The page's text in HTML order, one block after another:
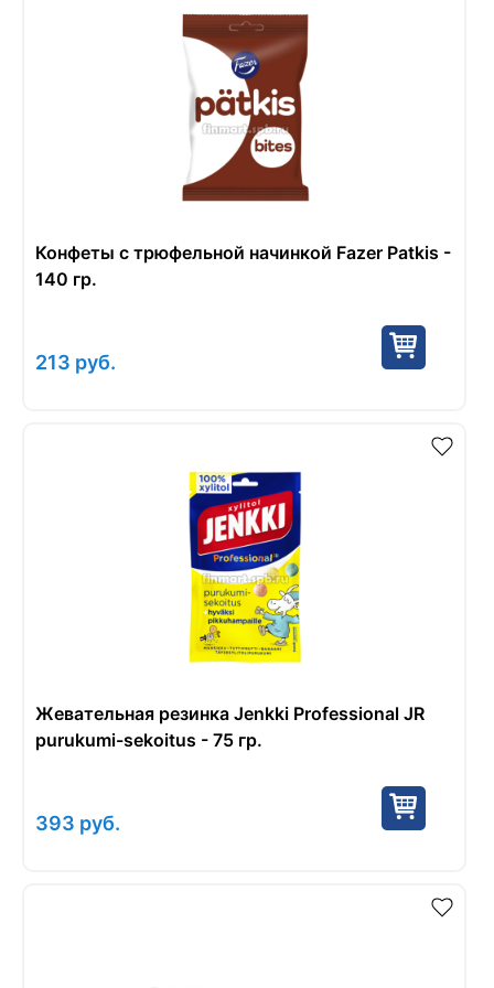
Конфеты с трюфельной начинкой Fazer Patkis -
140 гр.
213 руб.
Жевательная резинка Jenkki Professional JR
purukumi-sekoitus - 75 гр.
393 руб.